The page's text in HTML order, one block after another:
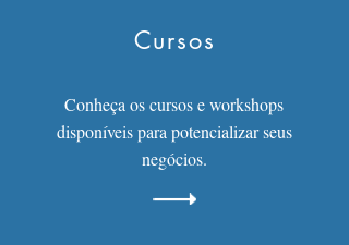
Cursos
Conheça os cursos e workshops
disponíveis para potencializar seus
negócios.